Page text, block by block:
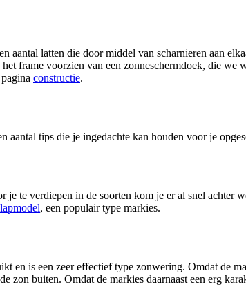
aantal latten die door middel van scharnieren aan
frame voorzien van een zonneschermdoek, die
constructie.
aantal tips die je ingedachte kan houden voor je
te verdiepen in de soorten kom je er al snel achter
, een populair type markies.
en is een zeer effectief type zonwering. Omdat de
zon buiten. Omdat de markies daarnaast een erg